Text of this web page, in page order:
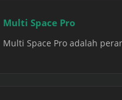
Multi Space Pro
Multi Space Pro adalah